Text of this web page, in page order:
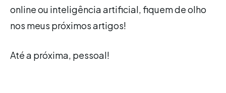
online ou inteligência artificial, fiquem de olho
nos meus próximos artigos!
Até a próxima, pessoal!